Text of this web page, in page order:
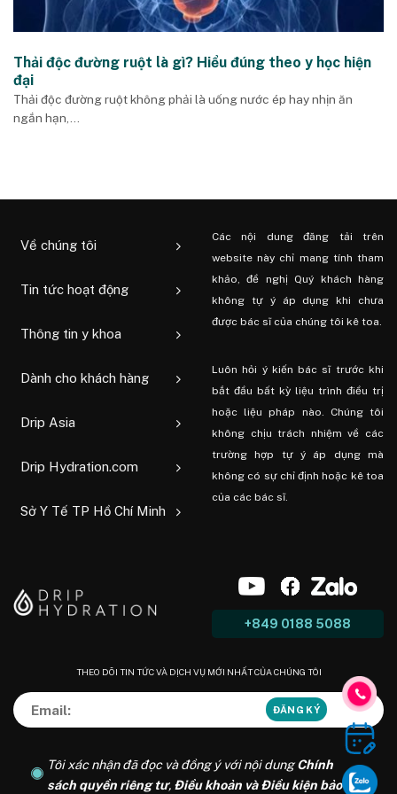
Thải độc đường ruột là gì? Hiểu đúng theo y học hiện
đại
Thải độc đường ruột không phải là uống nước ép hay nhịn ăn
ngắn hạn,...
Về chúng tôi
Tin tức hoạt động
Thông tin y khoa
Dành cho khách hàng
Drip Asia
Drip Hydration.com
Sở Y Tế TP Hồ Chí Minh
Các nội dung đăng tải trên
website này chỉ mang tính tham
khảo, đề nghị Quý khách hàng
không tự ý áp dụng khi chưa
được bác sĩ của chúng tôi kê toa.
Luôn hỏi ý kiến ​​bác sĩ trước khi
bắt đầu bất kỳ liệu trình điều trị
hoặc liệu pháp nào. Chúng tôi
không chịu trách nhiệm về các
trường hợp tự ý áp dụng mà
không có sự chỉ định hoặc kê toa
của các bác sĩ.
+849 0188 5088
THEO DÕI TIN TỨC VÀ DỊCH VỤ MỚI NHẤT CỦA CHÚNG TÔI
Tôi xác nhận đã đọc và đồng ý với nội dungChính
sách quyền riêng tư, Điều khoản và Điều kiện bảo